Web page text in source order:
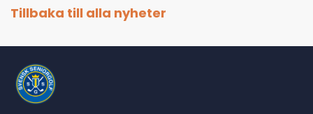
Tillbaka till alla nyheter